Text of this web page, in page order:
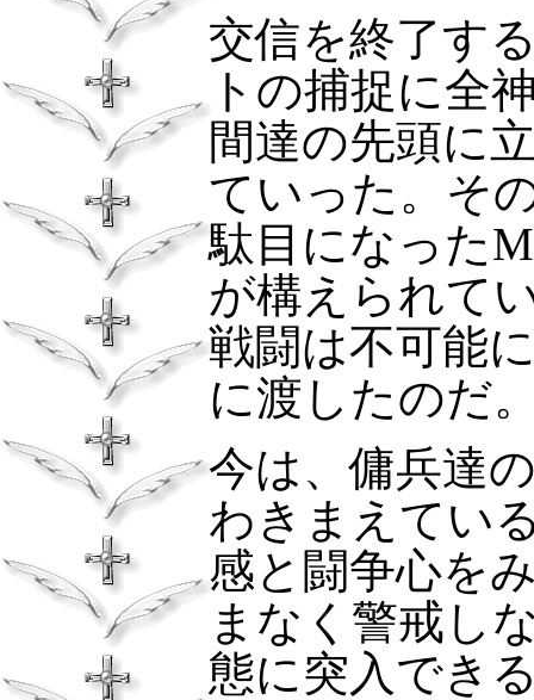
交信を終了す
トの捕捉に全
間達の先頭に
ていった。そ
駄目になったM
が構えられて
戦闘は不可能
に渡したのだ
今は、傭兵達
わきまえてい
感と闘争心を
まなく警戒し
態に突入でき